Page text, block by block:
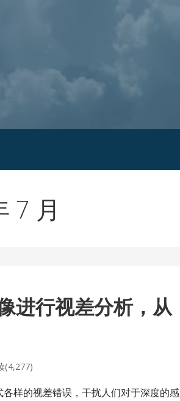
7 月
进行视差分析，从
(4,277)
样的视差错误，干扰人们对于深度的感